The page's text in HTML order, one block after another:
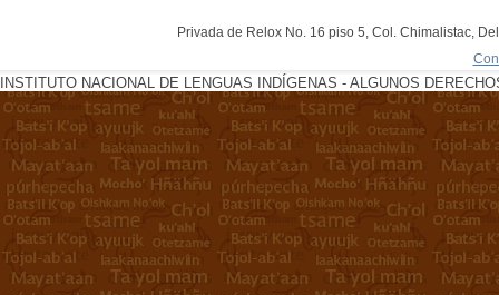
Privada de Relox No. 16 piso 5, Col. Chimalistac,
INSTITUTO NACIONAL DE LENGUAS INDÍGENAS - ALGUNOS